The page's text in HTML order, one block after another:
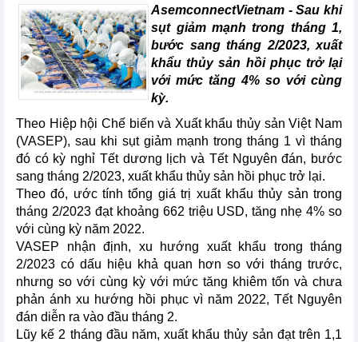
AsemconnectVietnam - Sau khi
sụt giảm mạnh trong tháng 1,
bước sang tháng 2/2023, xuất
khẩu thủy sản hồi phục trở lại
với mức tăng 4% so với cùng
kỳ.
Theo Hiệp hội Chế biến và Xuất khẩu thủy sản Việt Nam
(VASEP), sau khi sụt giảm mạnh trong tháng 1 vì tháng
đó có kỳ nghỉ Tết dương lịch và Tết Nguyên đán, bước
sang tháng 2/2023, xuất khẩu thủy sản hồi phục trở lại.
Theo đó, ước tính tổng giá trị xuất khẩu thủy sản trong
tháng 2/2023 đạt khoảng 662 triệu USD, tăng nhẹ 4% so
với cùng kỳ năm 2022.
VASEP nhận định, xu hướng xuất khẩu trong tháng
2/2023 có dấu hiệu khả quan hơn so với tháng trước,
nhưng so với cùng kỳ với mức tăng khiêm tốn và chưa
phản ánh xu hướng hồi phục vì năm 2022, Tết Nguyên
đán diễn ra vào đầu tháng 2.
Lũy kế 2 tháng đầu năm, xuất khẩu thủy sản đạt trên 1,1